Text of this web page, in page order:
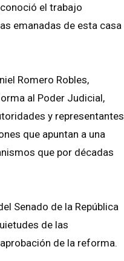
el trabajo
emanadas de esta casa
Romero Robles,
al Poder Judicial,
y representantes
que apuntan a una
que por décadas
Senado de la República
de las
de la reforma.